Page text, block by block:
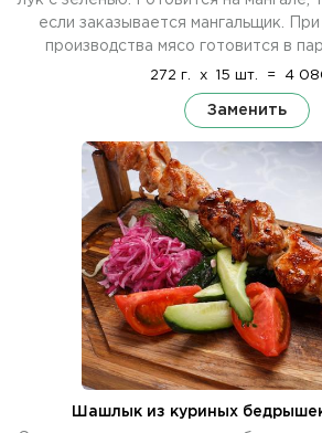
если заказывается мангальщик.
производства мясо готовится в
272 г. x 15 шт. = 4
Заменить
Шашлык из куриных